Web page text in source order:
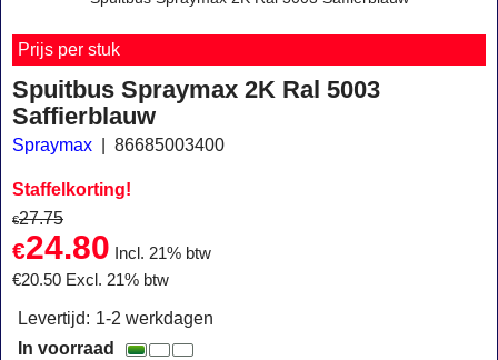
Prijs per stuk
Spuitbus Spraymax 2K Ral 5003
Saffierblauw
Spraymax 86685003400
Staffelkorting!
€27.75
€24.80
Incl. 21% btw
€20.50 Excl. 21% btw
Levertijd: 1-2 werkdagen
In voorraad